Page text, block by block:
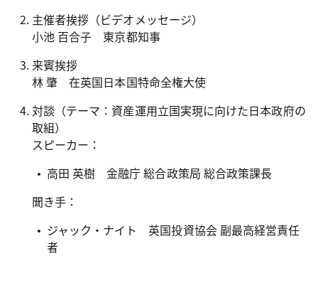
主催者挨拶（ビデオメッセージ）
小池 百合子 東京都知事
来賓挨拶
林 肇 在英国日本国特命全権大使
対談（テーマ：資産運用立国実現に向けた日本政府の
取組）
スピーカー：
高田 英樹 金融庁 総合政策局 総合政策課長
聞き手：
ジャック・ナイト 英国投資協会 副最高経営責任
者